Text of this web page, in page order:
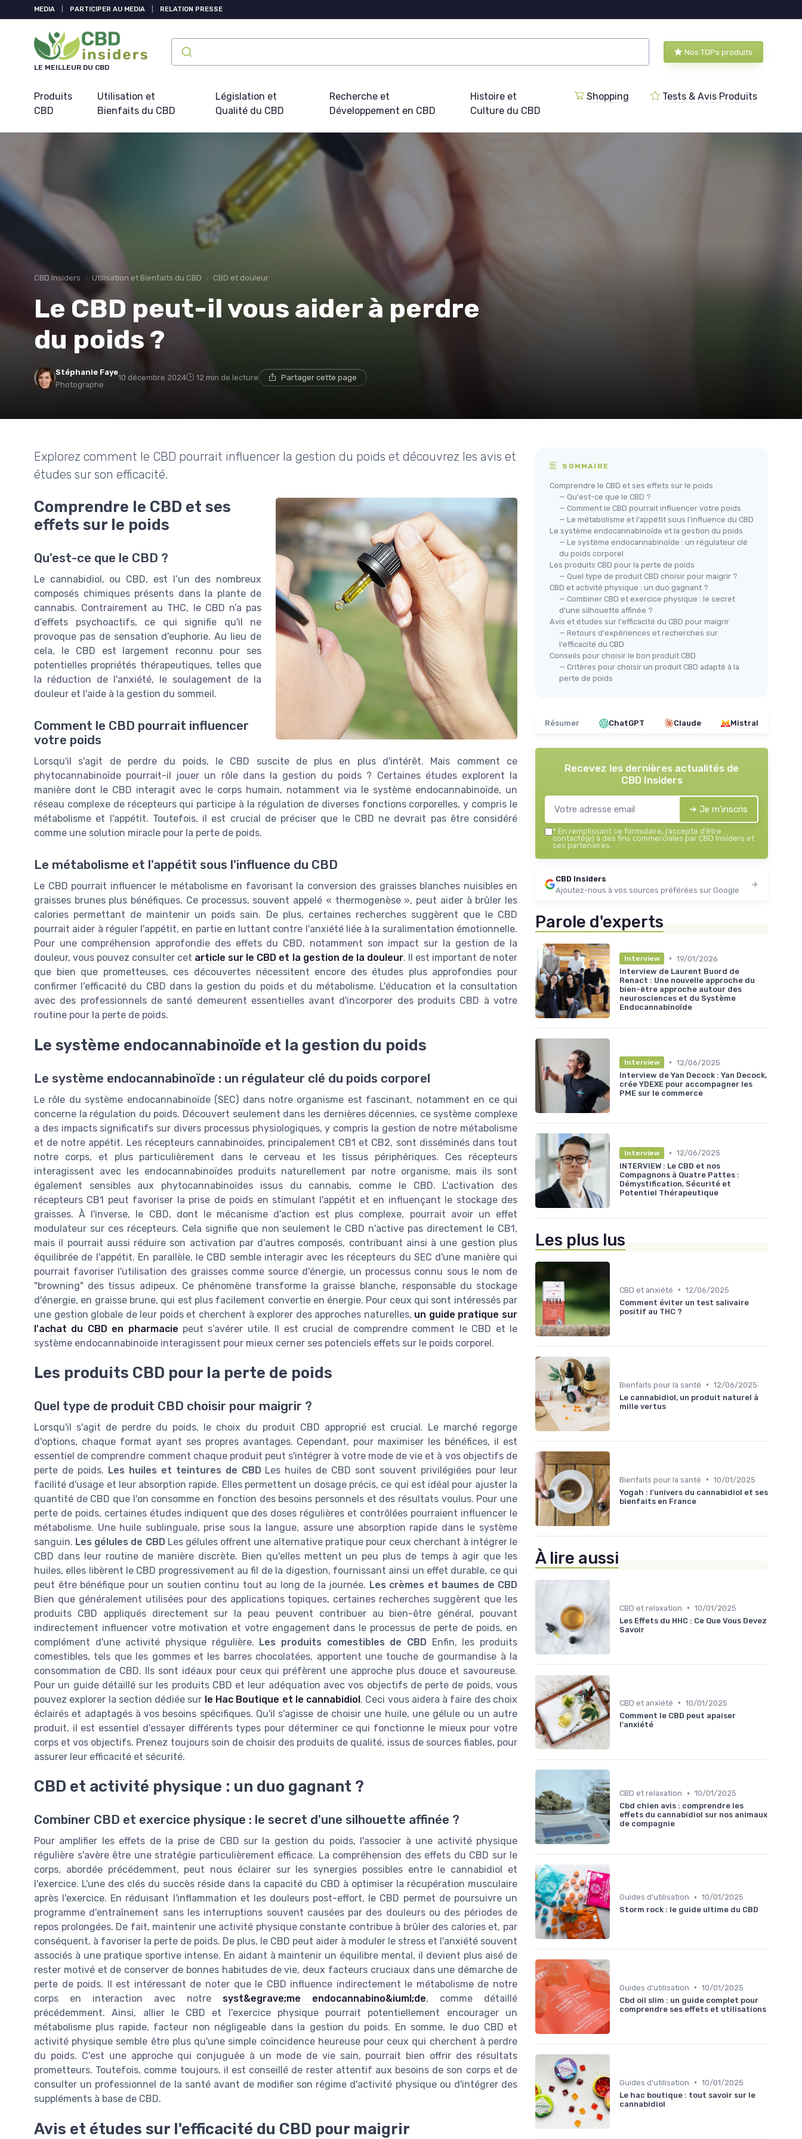
MEDIA PARTICIPER AU MEDIA RELATION PRESSE
LE MEILLEUR DU CBD
Nos TOPs produits
Produits
CBD
Utilisation et
Bienfaits du CBD
Législation et
Qualité du CBD
Recherche et
Développement en CBD
Histoire et
Culture du CBD
Shopping Tests & Avis Produits
CBD Insiders Utilisation et Bienfaits du CBD CBD et douleur
Le CBD peut-il vous aider à perdre
du poids ?
Stéphanie Faye
Photographe
10 décembre 2024 12 min de lecture Partager cette page
Explorez comment le CBD pourrait influencer la gestion du poids et découvrez les avis et
études sur son efficacité.
Comprendre le CBD et ses
effets sur le poids
Qu'est-ce que le CBD ?
Le cannabidiol, ou CBD, est l’un des nombreux
composés chimiques présents dans la plante de
cannabis. Contrairement au THC, le CBD n’a pas
d’effets psychoactifs, ce qui signifie qu'il ne
provoque pas de sensation d'euphorie. Au lieu de
cela, le CBD est largement reconnu pour ses
potentielles propriétés thérapeutiques, telles que
la réduction de l'anxiété, le soulagement de la
douleur et l'aide à la gestion du sommeil.
Comment le CBD pourrait influencer
votre poids
Lorsqu'il s'agit de perdre du poids, le CBD suscite de plus en plus d'intérêt. Mais comment ce
phytocannabinoïde pourrait-il jouer un rôle dans la gestion du poids ? Certaines études explorent la
manière dont le CBD interagit avec le corps humain, notamment via le système endocannabinoïde, un
réseau complexe de récepteurs qui participe à la régulation de diverses fonctions corporelles, y compris le
métabolisme et l'appétit. Toutefois, il est crucial de préciser que le CBD ne devrait pas être considéré
comme une solution miracle pour la perte de poids.
Le métabolisme et l'appétit sous l'influence du CBD
Le CBD pourrait influencer le métabolisme en favorisant la conversion des graisses blanches nuisibles en
graisses brunes plus bénéfiques. Ce processus, souvent appelé « thermogenèse », peut aider à brûler les
calories permettant de maintenir un poids sain. De plus, certaines recherches suggèrent que le CBD
pourrait aider à réguler l'appétit, en partie en luttant contre l'anxiété liée à la suralimentation émotionnelle.
Pour une compréhension approfondie des effets du CBD, notamment son impact sur la gestion de la
douleur, vous pouvez consulter cet article sur le CBD et la gestion de la douleur. Il est important de noter
que bien que prometteuses, ces découvertes nécessitent encore des études plus approfondies pour
confirmer l'efficacité du CBD dans la gestion du poids et du métabolisme. L'éducation et la consultation
avec des professionnels de santé demeurent essentielles avant d'incorporer des produits CBD à votre
routine pour la perte de poids.
Le système endocannabinoïde et la gestion du poids
Le système endocannabinoïde : un régulateur clé du poids corporel
Le rôle du système endocannabinoïde (SEC) dans notre organisme est fascinant, notamment en ce qui
concerne la régulation du poids. Découvert seulement dans les dernières décennies, ce système complexe
a des impacts significatifs sur divers processus physiologiques, y compris la gestion de notre métabolisme
et de notre appétit. Les récepteurs cannabinoïdes, principalement CB1 et CB2, sont disséminés dans tout
notre corps, et plus particulièrement dans le cerveau et les tissus périphériques. Ces récepteurs
interagissent avec les endocannabinoïdes produits naturellement par notre organisme, mais ils sont
également sensibles aux phytocannabinoïdes issus du cannabis, comme le CBD. L'activation des
récepteurs CB1 peut favoriser la prise de poids en stimulant l'appétit et en influençant le stockage des
graisses. À l'inverse, le CBD, dont le mécanisme d'action est plus complexe, pourrait avoir un effet
modulateur sur ces récepteurs. Cela signifie que non seulement le CBD n'active pas directement le CB1,
mais il pourrait aussi réduire son activation par d'autres composés, contribuant ainsi à une gestion plus
équilibrée de l'appétit. En parallèle, le CBD semble interagir avec les récepteurs du SEC d'une manière qui
pourrait favoriser l'utilisation des graisses comme source d'énergie, un processus connu sous le nom de
"browning" des tissus adipeux. Ce phénomène transforme la graisse blanche, responsable du stockage
d'énergie, en graisse brune, qui est plus facilement convertie en énergie. Pour ceux qui sont intéressés par
une gestion globale de leur poids et cherchent à explorer des approches naturelles, un guide pratique sur
l'achat du CBD en pharmacie peut s’avérer utile. Il est crucial de comprendre comment le CBD et le
système endocannabinoïde interagissent pour mieux cerner ses potenciels effets sur le poids corporel.
Les produits CBD pour la perte de poids
Quel type de produit CBD choisir pour maigrir ?
Lorsqu'il s'agit de perdre du poids, le choix du produit CBD approprié est crucial. Le marché regorge
d'options, chaque format ayant ses propres avantages. Cependant, pour maximiser les bénéfices, il est
essentiel de comprendre comment chaque produit peut s'intégrer à votre mode de vie et à vos objectifs de
perte de poids. Les huiles et teintures de CBD Les huiles de CBD sont souvent privilégiées pour leur
facilité d'usage et leur absorption rapide. Elles permettent un dosage précis, ce qui est idéal pour ajuster la
quantité de CBD que l'on consomme en fonction des besoins personnels et des résultats voulus. Pour une
perte de poids, certaines études indiquent que des doses régulières et contrôlées pourraient influencer le
métabolisme. Une huile sublinguale, prise sous la langue, assure une absorption rapide dans le système
sanguin. Les gélules de CBD Les gélules offrent une alternative pratique pour ceux cherchant à intégrer le
CBD dans leur routine de manière discrète. Bien qu'elles mettent un peu plus de temps à agir que les
huiles, elles libèrent le CBD progressivement au fil de la digestion, fournissant ainsi un effet durable, ce qui
peut être bénéfique pour un soutien continu tout au long de la journée. Les crèmes et baumes de CBD
Bien que généralement utilisées pour des applications topiques, certaines recherches suggèrent que les
produits CBD appliqués directement sur la peau peuvent contribuer au bien-être général, pouvant
indirectement influencer votre motivation et votre engagement dans le processus de perte de poids, en
complément d'une activité physique régulière. Les produits comestibles de CBD Enfin, les produits
comestibles, tels que les gommes et les barres chocolatées, apportent une touche de gourmandise à la
consommation de CBD. Ils sont idéaux pour ceux qui préfèrent une approche plus douce et savoureuse.
Pour un guide détaillé sur les produits CBD et leur adéquation avec vos objectifs de perte de poids, vous
pouvez explorer la section dédiée sur le Hac Boutique et le cannabidiol. Ceci vous aidera à faire des choix
éclairés et adaptagés à vos besoins spécifiques. Qu'il s'agisse de choisir une huile, une gélule ou un autre
produit, il est essentiel d'essayer différents types pour déterminer ce qui fonctionne le mieux pour votre
corps et vos objectifs. Prenez toujours soin de choisir des produits de qualité, issus de sources fiables, pour
assurer leur efficacité et sécurité.
CBD et activité physique : un duo gagnant ?
Combiner CBD et exercice physique : le secret d'une silhouette affinée ?
Pour amplifier les effets de la prise de CBD sur la gestion du poids, l'associer à une activité physique
régulière s'avère être une stratégie particulièrement efficace. La compréhension des effets du CBD sur le
corps, abordée précédemment, peut nous éclairer sur les synergies possibles entre le cannabidiol et
l'exercice. L'une des clés du succès réside dans la capacité du CBD à optimiser la récupération musculaire
après l'exercice. En réduisant l'inflammation et les douleurs post-effort, le CBD permet de poursuivre un
programme d'entraînement sans les interruptions souvent causées par des douleurs ou des périodes de
repos prolongées. De fait, maintenir une activité physique constante contribue à brûler des calories et, par
conséquent, à favoriser la perte de poids. De plus, le CBD peut aider à moduler le stress et l'anxiété souvent
associés à une pratique sportive intense. En aidant à maintenir un équilibre mental, il devient plus aisé de
rester motivé et de conserver de bonnes habitudes de vie, deux facteurs cruciaux dans une démarche de
perte de poids. Il est intéressant de noter que le CBD influence indirectement le métabolisme de notre
corps en interaction avec notre syst&egrave;me endocannabino&iuml;de, comme détaillé
précédemment. Ainsi, allier le CBD et l'exercice physique pourrait potentiellement encourager un
métabolisme plus rapide, facteur non négligeable dans la gestion du poids. En somme, le duo CBD et
activité physique semble être plus qu'une simple coïncidence heureuse pour ceux qui cherchent à perdre
du poids. C'est une approche qui conjuguée à un mode de vie sain, pourrait bien offrir des résultats
prometteurs. Toutefois, comme toujours, il est conseillé de rester attentif aux besoins de son corps et de
consulter un professionnel de la santé avant de modifier son régime d'activité physique ou d'intégrer des
suppléments à base de CBD.
Avis et études sur l'efficacité du CBD pour maigrir
SOMMAIRE
Comprendre le CBD et ses effets sur le poids
— Qu'est-ce que le CBD ?
— Comment le CBD pourrait influencer votre poids
— Le métabolisme et l'appétit sous l'influence du CBD
Le système endocannabinoïde et la gestion du poids
— Le système endocannabinoïde : un régulateur clé
du poids corporel
Les produits CBD pour la perte de poids
— Quel type de produit CBD choisir pour maigrir ?
CBD et activité physique : un duo gagnant ?
— Combiner CBD et exercice physique : le secret
d'une silhouette affinée ?
Avis et études sur l'efficacité du CBD pour maigrir
— Retours d'expériences et recherches sur
l'efficacité du CBD
Conseils pour choisir le bon produit CBD
— Critères pour choisir un produit CBD adapté à la
perte de poids
Résumer ChatGPT Claude Mistral
Recevez les dernières actualités de
CBD Insiders
➔ Je m'inscris
* En remplissant ce formulaire, j’accepte d’être
contacté(e) à des fins commerciales par CBD Insiders et
ses partenaires.
CBD Insiders
Ajoutez-nous à vos sources préférées sur Google
Parole d'experts
Interview • 19/01/2026
Interview de Laurent Buord de
Renact : Une nouvelle approche du
bien-être approche autour des
neurosciences et du Système
Endocannabinoïde
Interview • 12/06/2025
Interview de Yan Decock : Yan Decock,
crée YDEXE pour accompagner les
PME sur le commerce
Interview • 12/06/2025
INTERVIEW : Le CBD et nos
Compagnons à Quatre Pattes :
Démystification, Sécurité et
Potentiel Thérapeutique
Les plus lus
CBD et anxiété • 12/06/2025
Comment éviter un test salivaire
positif au THC ?
Bienfaits pour la santé • 12/06/2025
Le cannabidiol, un produit naturel à
mille vertus
Bienfaits pour la santé • 10/01/2025
Yogah : l'univers du cannabidiol et ses
bienfaits en France
À lire aussi
CBD et relaxation • 10/01/2025
Les Effets du HHC : Ce Que Vous Devez
Savoir
CBD et anxiété • 10/01/2025
Comment le CBD peut apaiser
l'anxiété
CBD et relaxation • 10/01/2025
Cbd chien avis : comprendre les
effets du cannabidiol sur nos animaux
de compagnie
Guides d'utilisation • 10/01/2025
Storm rock : le guide ultime du CBD
Guides d'utilisation • 10/01/2025
Cbd oil slim : un guide complet pour
comprendre ses effets et utilisations
Guides d'utilisation • 10/01/2025
Le hac boutique : tout savoir sur le
cannabidiol
Panneau de gestion des cookies